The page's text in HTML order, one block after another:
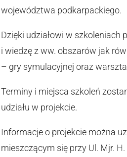
województwa podkarpackiego.
Dzięki udziałowi w
i wiedzę z ww. obszarów jak
– gry symulacyjnej oraz
Terminy i miejsca szkoleń
udziału w projekcie.
Informacje o projekcie można
mieszczącym się przy Ul. Mjr.